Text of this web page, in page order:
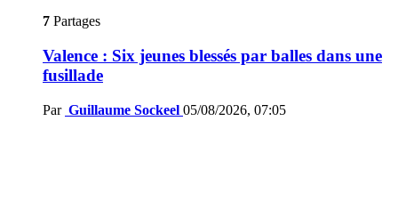
7 Partages
Valence : Six jeunes blessés par balles dans une
fusillade
Par Guillaume Sockeel 05/08/2026, 07:05